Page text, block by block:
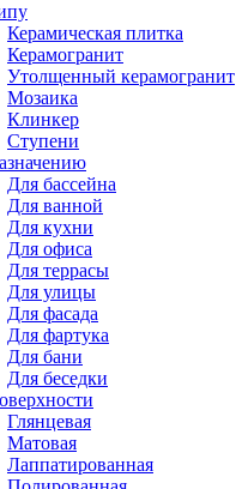
Керамическая плитка
Керамогранит
Утолщенный керамогранит
Мозаика
Клинкер
Ступени
Для бассейна
Для ванной
Для кухни
Для офиса
Для террасы
Для улицы
Для фасада
Для фартука
Для бани
Для беседки
Глянцевая
Матовая
Лаппатированная